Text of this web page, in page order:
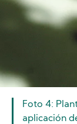
Foto 4:
aplicación